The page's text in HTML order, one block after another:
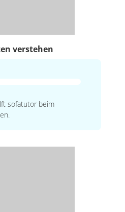
verstehen
sofatutor beim